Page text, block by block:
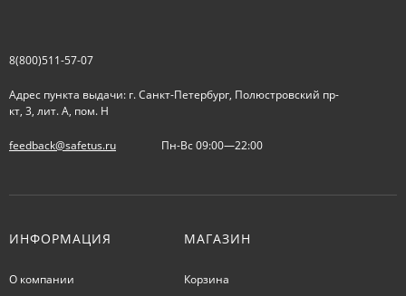
8(800)511-57-07
Адрес пункта выдачи: г. Санкт-Петербург, Полюстровский пр-
кт, 3, лит. А, пом. Н
feedback@safetus.ru Пн-Вс 09:00—22:00
ИНФОРМАЦИЯ
О компании
МАГАЗИН
Корзина